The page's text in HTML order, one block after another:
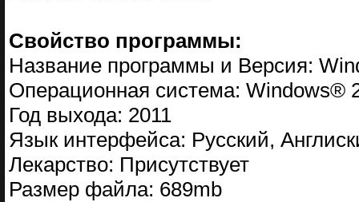
Свойство программы:
Название программы и Версия:
Операционная система: Windows®
Год выхода: 2011
Язык интерфейса: Русский,
Лекарство: Присутствует
Размер файла: 689mb